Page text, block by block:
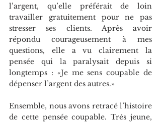
l’argent, qu’elle préférait de loin
travailler gratuitement pour ne pas
stresser ses clients. Après avoir
répondu courageusement à mes
questions, elle a vu clairement la
pensée qui la paralysait depuis si
longtemps : «Je me sens coupable de
dépenser l’argent des autres.»
Ensemble, nous avons retracé l’histoire
de cette pensée coupable. Très jeune,